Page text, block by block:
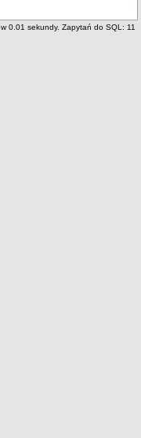
0.01 sekundy. Zapytań do SQL: 11